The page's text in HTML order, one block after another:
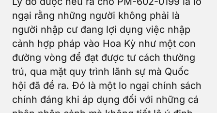
ngại rằng những người không phải là
người nhập cư đang lợi dụng việc nhập
cảnh hợp pháp vào Hoa Kỳ như một con
đường vòng để đạt được tư cách thường
trú, qua mặt quy trình lãnh sự mà Quốc
hội đã đề ra. Đó là một lo ngại chính sách
chính đáng khi áp dụng đối với những cá